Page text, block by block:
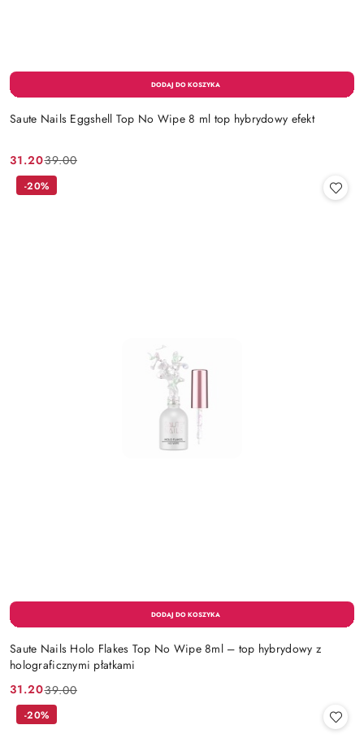
Saute Nails Eggshell Top No Wipe 8 ml top hybrydowy efekt
Cena
promocyjna:
31.20
Cena
przed
39.00
Saute Nails Holo Flakes Top No Wipe 8ml – top hybrydowy z
holograficznymi płatkami
Cena
promocyjna:
31.20
Cena
przed
39.00
-20%
-20%